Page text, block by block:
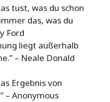
tust, was du schon
das, was du
Ford
liegt außerhalb
– Neale Donald
Ergebnis von
– Anonymous